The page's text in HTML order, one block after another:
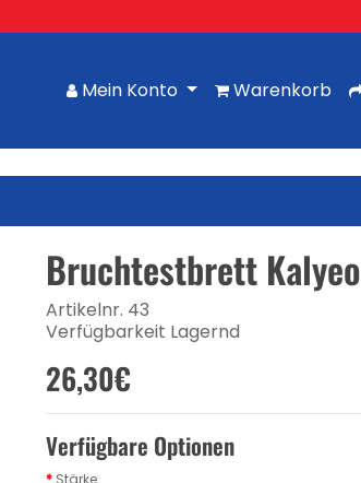
Mein Konto Warenkorb
Bruchtestbrett Kalyeo
Artikelnr. 43
Verfügbarkeit Lagernd
26,30€
Verfügbare Optionen
Stärke